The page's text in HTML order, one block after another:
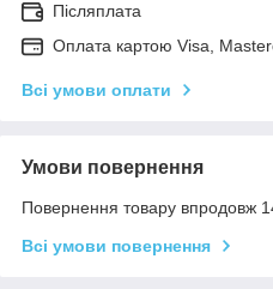
Післяплата
Оплата картою Visa,
Всі умови оплати
Умови повернення
Повернення товару впродовж
Всі умови повернення